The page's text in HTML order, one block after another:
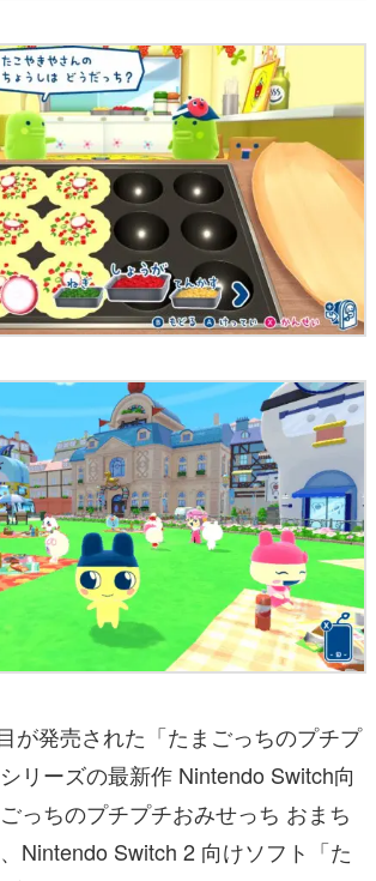
が発売された「たまごっちのプチプ
リーズの最新作 Nintendo Switch向
っちのプチプチおみせっち おまち
Nintendo Switch 2 向けソフト「た